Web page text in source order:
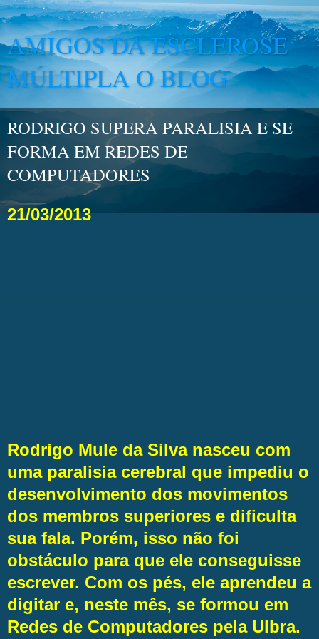
AMIGOS DA ESCLEROSE
MÚLTIPLA O BLOG
RODRIGO SUPERA PARALISIA E SE
FORMA EM REDES DE
COMPUTADORES
21/03/2013
Rodrigo Mule da Silva nasceu com
uma paralisia cerebral que impediu o
desenvolvimento dos movimentos
dos membros superiores e dificulta
sua fala. Porém, isso não foi
obstáculo para que ele conseguisse
escrever. Com os pés, ele aprendeu a
digitar e, neste mês, se formou em
Redes de Computadores pela Ulbra.